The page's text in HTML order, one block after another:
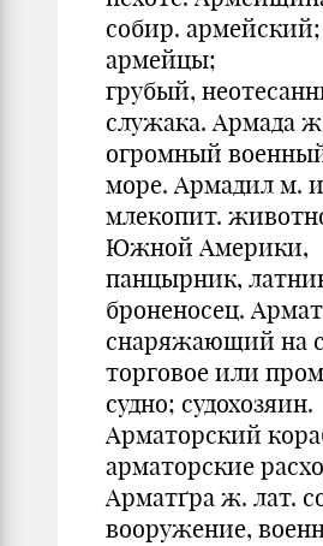
собир.
армейцы;
грубый,
служака. Армада
огромный
море. Армадил м.
млекопит.
Южной Америки,
панцырник,
броненосец.
снаряжающий на
торговое или
судно; судохозяин.
Арматорский
арматорские
Арматґра ж. лат.
вооружение,